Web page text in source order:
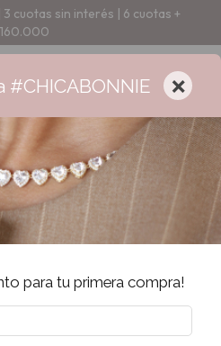
cuotas sin interés | 6 cuotas +
no existe.
productos.
×
para tu primera compra!